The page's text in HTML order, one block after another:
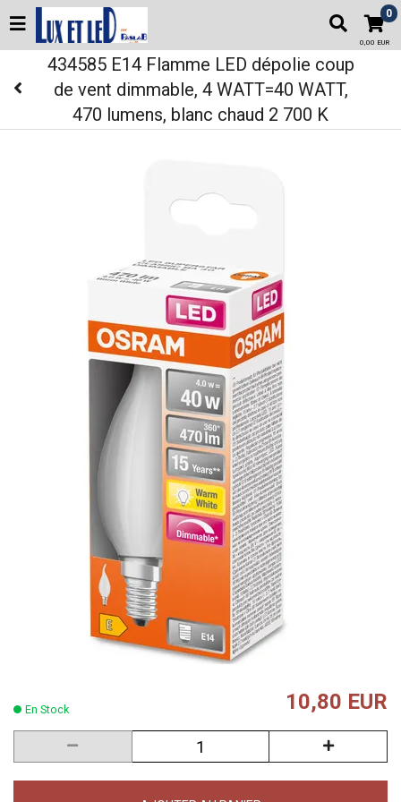
0
0,00 EUR
434585 E14 Flamme LED dépolie coup
de vent dimmable, 4 WATT=40 WATT,
470 lumens, blanc chaud 2 700 K
En Stock 10,80 EUR